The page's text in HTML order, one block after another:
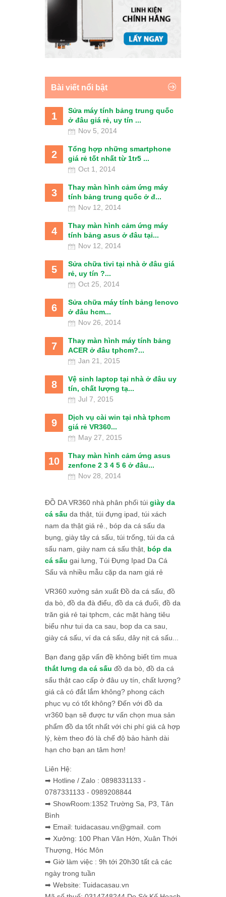
Bài viết nổi bật
1
Sửa máy tính bảng trung quốc
ở đâu giá rẻ, uy tín ...
Nov 5, 2014
2
Tổng hợp những smartphone
giá rẻ tốt nhất từ 1tr5 ...
Oct 1, 2014
3
Thay màn hình cảm ứng máy
tính bảng trung quốc ở đ...
Nov 12, 2014
4
Thay màn hình cảm ứng máy
tính bảng asus ở đâu tại...
Nov 12, 2014
5
Sửa chữa tivi tại nhà ở đâu giá
rẻ, uy tín ?...
Oct 25, 2014
6
Sửa chữa máy tính bảng lenovo
ở đâu hcm...
Nov 26, 2014
7
Thay màn hình máy tính bảng
ACER ở đâu tphcm?...
Jan 21, 2015
8
Vệ sinh laptop tại nhà ở đâu uy
tín, chất lượng tạ...
Jul 7, 2015
9
Dịch vụ cài win tại nhà tphcm
giá rẻ VR360...
May 27, 2015
10
Thay màn hình cảm ứng asus
zenfone 2 3 4 5 6 ở đâu...
Nov 28, 2014
ĐỒ DA VR360 nhà phân phối túi giày da
cá sấu da thật, túi đựng ipad, túi xách
nam da thật giá rẻ., bóp da cá sấu da
bụng, giày tây cá sấu, túi trống, túi da cá
sấu nam, giày nam cá sấu thật, bóp da
cá sấu gai lưng, Túi Đựng Ipad Da Cá
Sấu và nhiều mẫu cặp da nam giá rẻ
VR360 xưởng sản xuất Đồ da cá sấu, đồ
da bò, đồ da đà điểu, đồ da cá đuối, đồ da
trăn giá rẻ tại tphcm, các mặt hàng tiêu
biểu như tui da ca sau, bop da ca sau,
giày cá sấu, ví da cá sấu, dây nịt cá sấu...
Bạn đang gặp vấn đề không biết tìm mua
thắt lưng da cá sấu đồ da bò, đồ da cá
sấu thật cao cấp ở đâu uy tín, chất lượng?
giá cả có đắt lắm không? phong cách
phục vụ có tốt không? Đến với đồ da
vr360 bạn sẽ được tư vấn chọn mua sản
phẩm đồ da tốt nhất với chi phí giá cả hợp
lý, kèm theo đó là chế độ bảo hành dài
hạn cho bạn an tâm hơn!
Liên Hệ:
➡ Hotline / Zalo : 0898331133 -
0787331133 - 0989208844
➡ ShowRoom:1352 Trường Sa, P3, Tân
Bình
➡ Email: tuidacasau.vn@gmail. com
➡ Xưởng: 100 Phan Văn Hớn, Xuân Thới
Thượng, Hóc Môn
➡ Giờ làm việc : 9h tới 20h30 tất cả các
ngày trong tuần
➡ Website: Tuidacasau.vn